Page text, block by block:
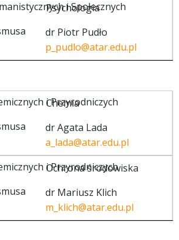
Psychologia
dr Piotr Pudło
p_pudlo@atar.edu.pl
Chemia
dr Agata Lada
a_lada@atar.edu.pl
Ochrona środowiska
dr Mariusz Klich
m_klich@atar.edu.pl